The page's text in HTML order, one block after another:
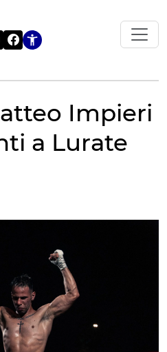
Apri le
Impieri
a Lurate